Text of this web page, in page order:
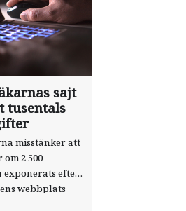
sajt
tusentals
misstänker att
2 500
exponerats efter
webbplats
sårbarhet i ett